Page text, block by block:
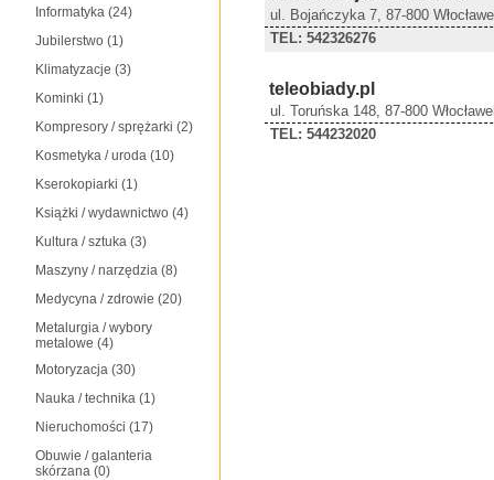
Informatyka (24)
Jubilerstwo (1)
Klimatyzacje (3)
Kominki (1)
Kompresory / sprężarki (2)
Kosmetyka / uroda (10)
Kserokopiarki (1)
Książki / wydawnictwo (4)
Kultura / sztuka (3)
Maszyny / narzędzia (8)
Medycyna / zdrowie (20)
Metalurgia / wybory
metalowe (4)
Motoryzacja (30)
Nauka / technika (1)
Nieruchomości (17)
Obuwie / galanteria
skórzana (0)
ul. Bojańczyka 7, 87-800
TEL: 542326276
teleobiady.pl
ul. Toruńska 148, 87-800
TEL: 544232020